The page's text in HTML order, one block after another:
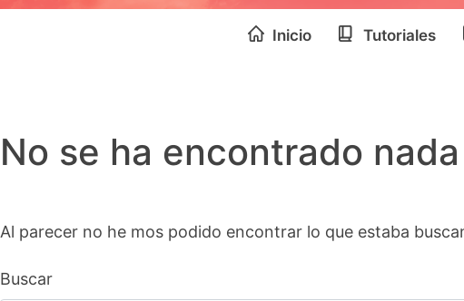
Inicio Tutoriales
No se ha encontrado nada
Al parecer no he mos podido encontrar lo que estaba
Buscar